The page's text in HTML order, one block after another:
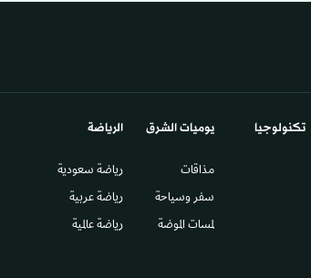
تكنولوجيا يوميات الشرق​
مذاقات
سفر وسياحة
لمسات الموضة
الرياضة
رياضة سعودية
رياضة عربية
رياضة عالمية